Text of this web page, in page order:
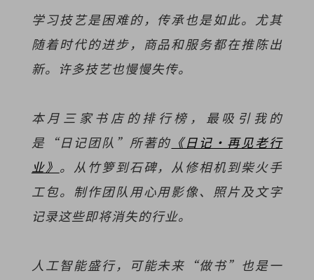
学习技艺是困难的，传承也是如此。尤其
随着时代的进步，商品和服务都在推陈出
新。许多技艺也慢慢失传。
本月三家书店的排行榜，最吸引我的
是“日记团队”所著的 《日记·再见老行
业》 。从竹箩到石碑，从修相机到柴火手
工包。制作团队用心用影像、照片及文字
记录这些即将消失的行业。
人工智能盛行，可能未来“做书”也是一